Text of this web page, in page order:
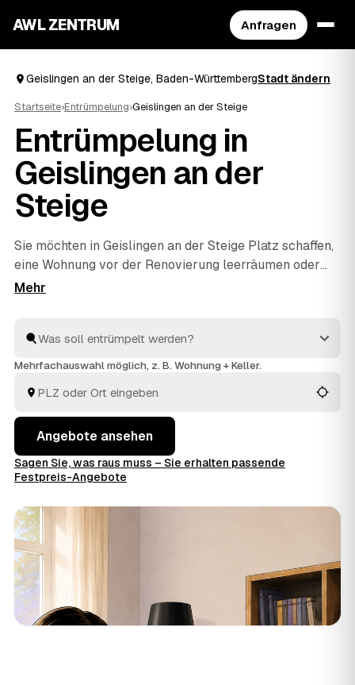
AWL ZENTRUM Anfragen
Geislingen an der Steige, Baden-WürttembergStadt ändern
Startseite›Entrümpelung›Geislingen an der Steige
Entrümpelung in
Geislingen an der
Steige
Sie möchten in Geislingen an der Steige Platz schaffen,
eine Wohnung vor der Renovierung leerräumen oder
einen Nachlass auflösen? Beschreiben Sie Ihren
Baden-Württemberg. Vom einzelnen Raum bis zur
komplettenHaushaltsauflösungwird alles fachgerecht
Anfang an im Blick.
Mehrfachauswahl möglich, z. B. Wohnung + Keller.
Angebote ansehen
Sagen Sie, was raus muss – Sie erhalten passende
Festpreis-Angebote